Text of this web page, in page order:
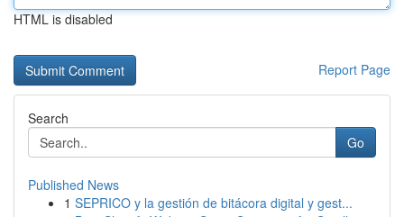
HTML is disabled
Report Page
Search
Go
Published News
1 SEPRICO y la gestión de bitácora digital y gest...